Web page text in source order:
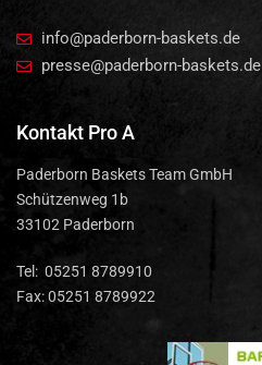
info@paderborn-baskets.de
presse@paderborn-baskets.de
Kontakt Pro A
Paderborn Baskets Team GmbH
Schützenweg 1b
33102 Paderborn
Tel: 05251 8789910
Fax: 05251 8789922